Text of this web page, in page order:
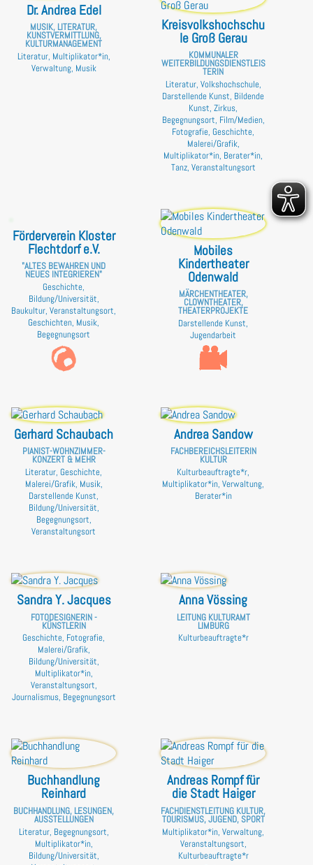
Dr. Andrea Edel
MUSIK, LITERATUR,
KUNSTVERMITTLUNG,
KULTURMANAGEMENT
Literatur, Multiplikator*in,
Verwaltung, Musik
Kreisvolkshochschu
le Groß Gerau
KOMMUNALER
WEITERBILDUNGSDIENSTLEIS
TERIN
Literatur, Volkshochschule,
Darstellende Kunst, Bildende
Kunst, Zirkus,
Begegnungsort, Film/Medien,
Fotografie, Geschichte,
Malerei/Grafik,
Multiplikator*in, Berater*in,
Tanz, Veranstaltungsort
Förderverein Kloster
Flechtdorf e.V.
"ALTES BEWAHREN UND
NEUES INTEGRIEREN"
Geschichte,
Bildung/Universität,
Baukultur, Veranstaltungsort,
Geschichten, Musik,
Begegnungsort
Mobiles
Kindertheater
Odenwald
MÄRCHENTHEATER,
CLOWNTHEATER,
THEATERPROJEKTE
Darstellende Kunst,
Jugendarbeit
Gerhard Schaubach
PIANIST-WOHNZIMMER-
KONZERT & MEHR
Literatur, Geschichte,
Malerei/Grafik, Musik,
Darstellende Kunst,
Bildung/Universität,
Begegnungsort,
Veranstaltungsort
Andrea Sandow
FACHBEREICHSLEITERIN
KULTUR
Kulturbeauftragte*r,
Multiplikator*in, Verwaltung,
Berater*in
Sandra Y. Jacques
FOTODESIGNERIN -
KÜNSTLERIN
Geschichte, Fotografie,
Malerei/Grafik,
Bildung/Universität,
Multiplikator*in,
Veranstaltungsort,
Journalismus, Begegnungsort
Anna Vössing
LEITUNG KULTURAMT
LIMBURG
Kulturbeauftragte*r
Buchhandlung
Reinhard
BUCHHANDLUNG, LESUNGEN,
AUSSTELLUNGEN
Literatur, Begegnungsort,
Multiplikator*in,
Bildung/Universität,
Andreas Rompf für
die Stadt Haiger
FACHDIENSTLEITUNG KULTUR,
TOURISMUS, JUGEND, SPORT
Multiplikator*in, Verwaltung,
Veranstaltungsort,
Kulturbeauftragte*r